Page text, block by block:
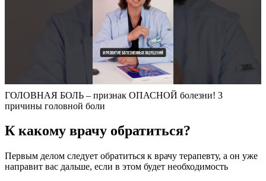
ГОЛОВНАЯ БОЛЬ – признак ОПАСНОЙ болезни! 3
причины головной боли
К какому врачу обратиться?
Первым делом следует обратиться к врачу терапевту, а он уже
направит вас дальше, если в этом будет необходимость